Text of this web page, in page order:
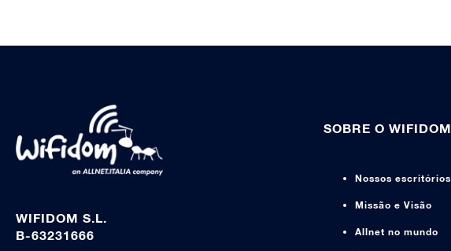
WIFIDOM S.L.
B-63231666
SOBRE O WIFIDOM
Nossos escritórios
Missão e Visão
Allnet no mundo